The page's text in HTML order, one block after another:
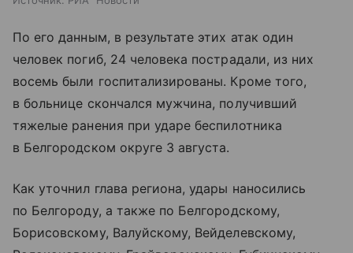
По его данным, в результате этих атак один
человек погиб, 24 человека пострадали, из них
восемь были госпитализированы. Кроме того,
в больнице скончался мужчина, получивший
тяжелые ранения при ударе беспилотника
в Белгородском округе 3 августа.
Как уточнил глава региона, удары наносились
по Белгороду, а также по Белгородскому,
Борисовскому, Валуйскому, Вейделевскому,